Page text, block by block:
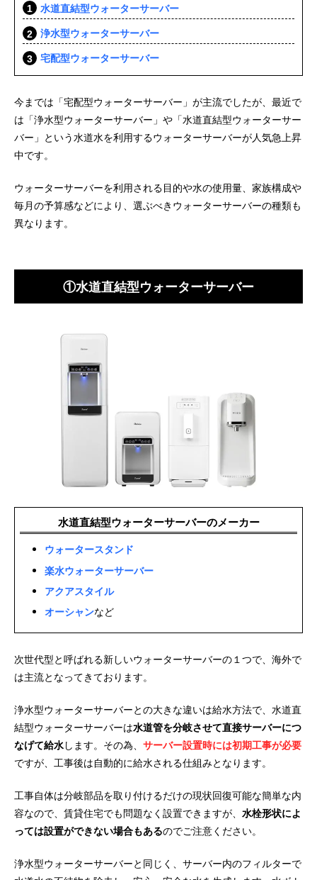
水道直結型ウォーターサーバー
浄水型ウォーターサーバー
宅配型ウォーターサーバー
今までは「宅配型ウォーターサーバー」が主流でしたが、最近で
は「浄水型ウォーターサーバー」や「水道直結型ウォーターサー
バー」という水道水を利用するウォーターサーバーが人気急上昇
中です。
ウォーターサーバーを利用される目的や水の使用量、家族構成や
毎月の予算感などにより、選ぶべきウォーターサーバーの種類も
異なります。
①水道直結型ウォーターサーバー
水道直結型ウォーターサーバーのメーカー
ウォータースタンド
楽水ウォーターサーバー
アクアスタイル
オーシャンなど
次世代型と呼ばれる新しいウォーターサーバーの１つで、海外で
は主流となってきております。
浄水型ウォーターサーバーとの大きな違いは給水方法で、水道直
結型ウォーターサーバーは水道管を分岐させて直接サーバーにつ
なげて給水します。その為、 サーバー設置時には初期工事が必要
ですが、工事後は自動的に給水される仕組みとなります。
工事自体は分岐部品を取り付けるだけの現状回復可能な簡単な内
容なので、賃貸住宅でも問題なく設置できますが、 水栓形状によ
っては設置ができない場合もあるのでご注意ください。
浄水型ウォーターサーバーと同じく、サーバー内のフィルターで